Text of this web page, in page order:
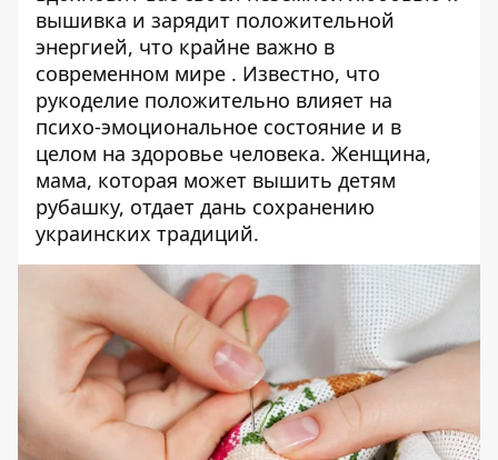
вышивка и зарядит положительной
энергией, что крайне важно в
современном мире . Известно, что
рукоделие положительно влияет на
психо-эмоциональное состояние и в
целом на здоровье человека. Женщина,
мама, которая может вышить детям
рубашку, отдает дань сохранению
украинских традиций.